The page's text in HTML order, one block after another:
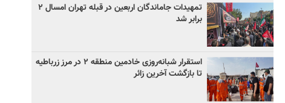
تمهیدات جاماندگان اربعین در قبله تهران امسال ۲
برابر شد
استقرار شبانه‌روزی خادمین منطقه ۲ در مرز زرباطیه
تا بازگشت آخرین زائر